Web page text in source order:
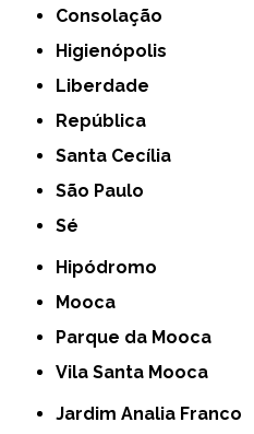
Consolação
Higienópolis
Liberdade
República
Santa Cecília
São Paulo
Sé
Hipódromo
Mooca
Parque da Mooca
Vila Santa Mooca
Jardim Analia Franco